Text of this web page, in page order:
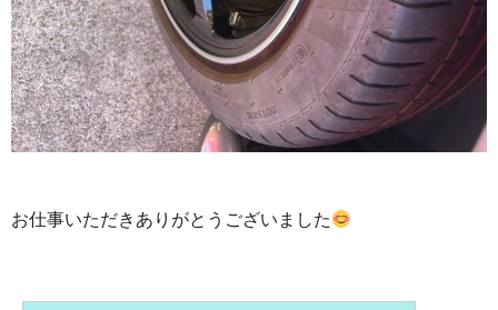
お仕事いただきありがとうございました